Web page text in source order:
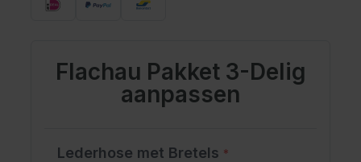
Flachau Pakket 3-Delig
aanpassen
Lederhose met Bretels *